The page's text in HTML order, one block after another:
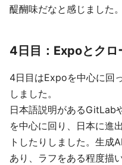
醍醐味だなと感じました。
4日目：Expoとク
4日目はExpoを中心に回
しました。
日本語説明があるGitLab
を中心に回り、日本に進
トしたりしました。生成
あり、ラフをある程度描